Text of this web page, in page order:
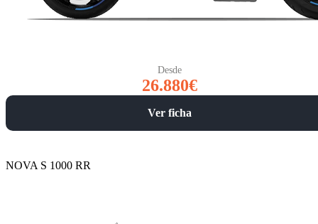
Desde
26.880€
Ver ficha
NOVA S 1000 RR